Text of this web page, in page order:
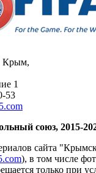
Крым,
1
53
союз, 2015-
сайта
), в том числе
только при